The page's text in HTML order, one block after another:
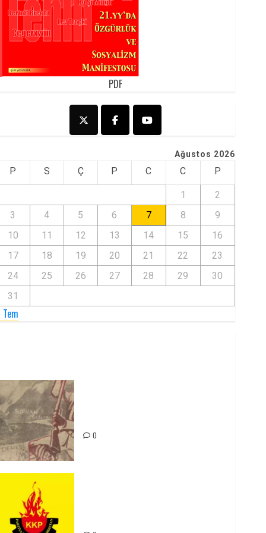
PDF
Ağustos 2026
P S Ç P C C P
1
2
3
4 5 6 7 8
9
10
11 12 13 14 15
16
17
18 19 20 21 22
23
24
25 26 27 28 29
30
31
0